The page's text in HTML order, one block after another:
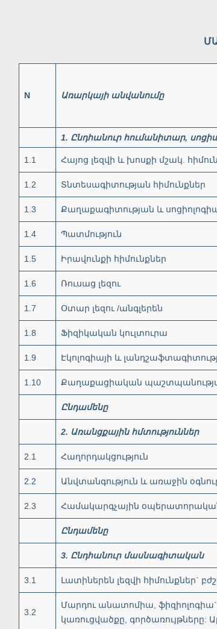
N Առարկայի անվանումը
1. Ընդհանուր հումանիտար,
1.1 Հայոց լեզվի և խոսքի մշակ.
1.2 Տնտեսագիտության հիմունքներ
1.3 Քաղաքագիտության և
1.4 Պատմություն
1.5 Իրավունքի հիմունքներ
1.6 Ռուսաց լեզու
1.7 Օտար լեզու /անգլերեն
1.8 Ֆիզիկական կուլտուրա
1.9 Էկոլոգիայի և
1.10 Քաղաքացիական
Ընդամենը
2. Առանցքային հմտություններ
2.1 Հաղորդակցություն
2.2 Անվտանգություն և առաջին
2.3 Համակարգչային օպերատորական
Ընդամենը
3. Ընդհանուր մասնագիտական
3.1 Լատիներեն լեզվի հիմունքներ`
3.2
Մարդու անատոմիա, ֆիզիոլոգիա`
կառուցվածքը, գործառույթները: